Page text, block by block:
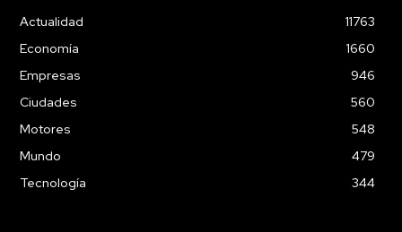
Actualidad
11763
Economía
1660
Empresas
946
Ciudades
560
Motores
548
Mundo
479
Tecnología
344